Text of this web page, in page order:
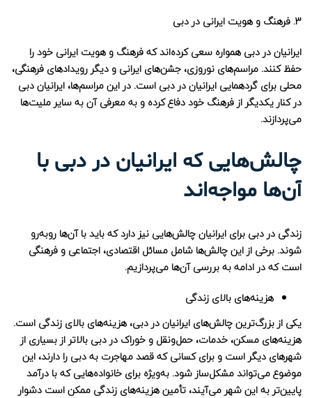
3. فرهنگ و هویت ایرانی در دبی
ایرانیان در دبی همواره سعی کرده‌اند که فرهنگ و هویت ایرانی خود را
حفظ کنند. مراسم‌های نوروزی، جشن‌های ایرانی و دیگر رویدادهای فرهنگی،
محلی برای گردهمایی ایرانیان در دبی است. در این مراسم‌ها، ایرانیان دبی
در کنار یکدیگر از فرهنگ خود دفاع کرده و به معرفی آن به سایر ملیت‌ها
می‌پردازند.
چالش‌هایی که ایرانیان در دبی با
آن‌ها مواجه‌اند
زندگی در دبی برای ایرانیان چالش‌هایی نیز دارد که باید با آن‌ها روبه‌رو
شوند. برخی از این چالش‌ها شامل مسائل اقتصادی، اجتماعی و فرهنگی
است که در ادامه به بررسی آن‌ها می‌پردازیم.
هزینه‌های بالای زندگی
یکی از بزرگ‌ترین چالش‌های ایرانیان در دبی، هزینه‌های بالای زندگی است.
هزینه‌های مسکن، خدمات، حمل‌ونقل و خوراک در دبی بالاتر از بسیاری از
شهرهای دیگر است و برای کسانی که قصد مهاجرت به دبی را دارند، این
موضوع می‌تواند مشکل‌ساز شود. به‌ویژه برای خانواده‌هایی که با درآمد
پایین‌تر به این شهر می‌آیند، تأمین هزینه‌های زندگی ممکن است دشوار